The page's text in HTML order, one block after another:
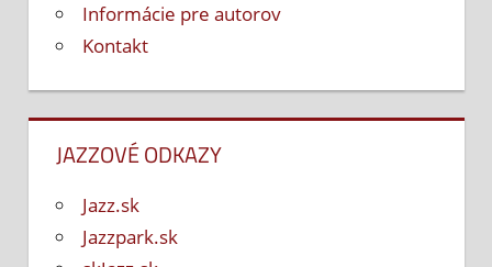
Informácie pre autorov
Kontakt
JAZZOVÉ ODKAZY
Jazz.sk
Jazzpark.sk